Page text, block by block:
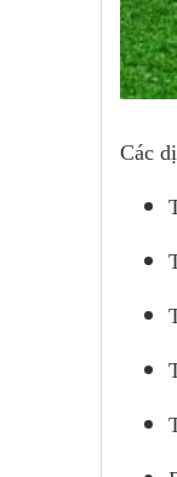
Các